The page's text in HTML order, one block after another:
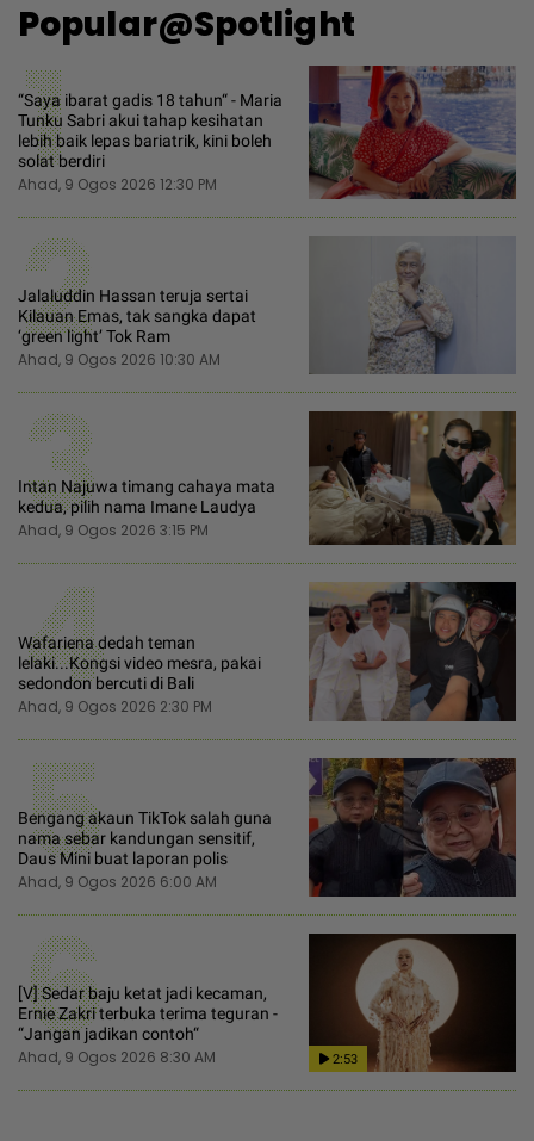
Popular@Spotlight
1
“Saya ibarat gadis 18 tahun“ - Maria
Tunku Sabri akui tahap kesihatan
lebih baik lepas bariatrik, kini boleh
solat berdiri
Ahad, 9 Ogos 2026 12:30 PM
2
Jalaluddin Hassan teruja sertai
Kilauan Emas, tak sangka dapat
‘green light’ Tok Ram
Ahad, 9 Ogos 2026 10:30 AM
3
Intan Najuwa timang cahaya mata
kedua, pilih nama Imane Laudya
Ahad, 9 Ogos 2026 3:15 PM
4
Wafariena dedah teman
lelaki...Kongsi video mesra, pakai
sedondon bercuti di Bali
Ahad, 9 Ogos 2026 2:30 PM
5
Bengang akaun TikTok salah guna
nama sebar kandungan sensitif,
Daus Mini buat laporan polis
Ahad, 9 Ogos 2026 6:00 AM
6
[V] Sedar baju ketat jadi kecaman,
Ernie Zakri terbuka terima teguran -
“Jangan jadikan contoh“
Ahad, 9 Ogos 2026 8:30 AM 2:53